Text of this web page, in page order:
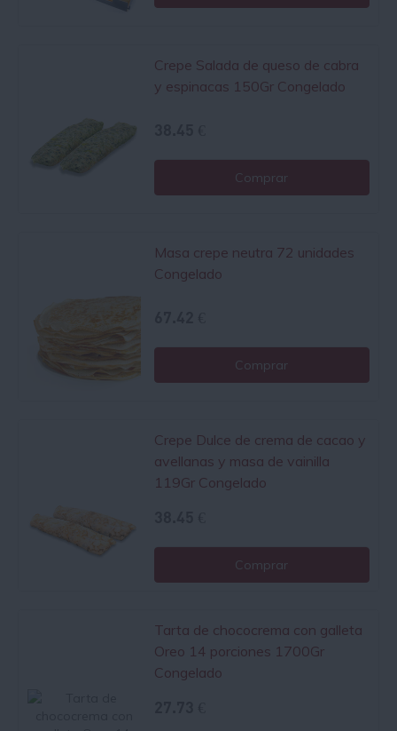
Crepe Salada de queso de cabra
y espinacas 150Gr Congelado
Comprar
Masa crepe neutra 72 unidades
Congelado
Comprar
Crepe Dulce de crema de cacao y
avellanas y masa de vainilla
119Gr Congelado
Comprar
Tarta de chococrema con galleta
Oreo 14 porciones 1700Gr
Congelado